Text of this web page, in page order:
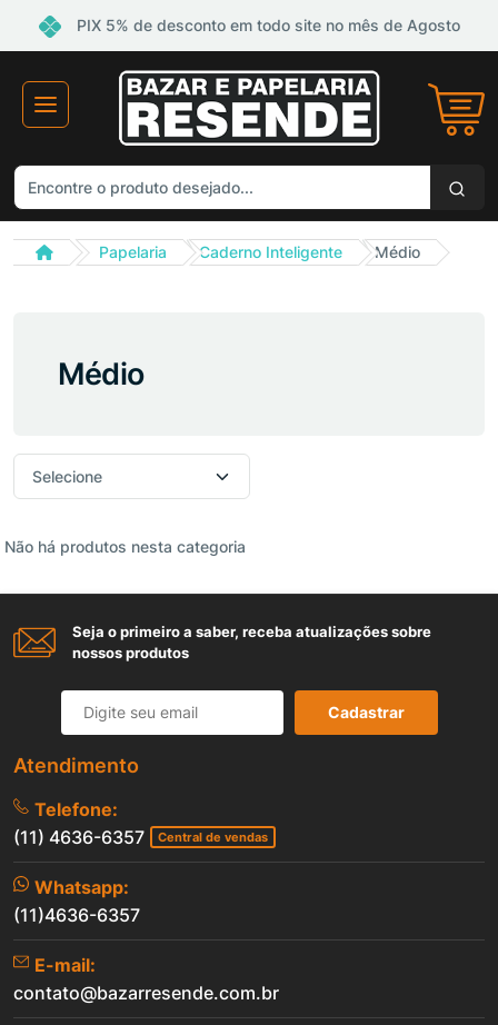
PIX 5% de desconto em todo site no mês de Agosto
Papelaria Caderno Inteligente Médio
Médio
Não há produtos nesta categoria
Seja o primeiro a saber, receba atualizações sobre
nossos produtos
Cadastrar
Atendimento
Telefone:
(11) 4636-6357
Central de vendas
Whatsapp:
(11)4636-6357
E-mail:
contato@bazarresende.com.br